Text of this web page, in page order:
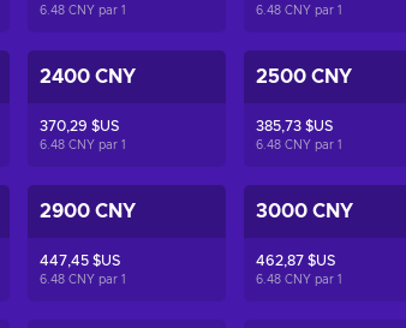
6.48 CNY par1 6.48 CNY par1
2400 CNY
370,29 $US
6.48 CNY par1
2500 CNY
385,73 $US
6.48 CNY par1
2900 CNY
447,45 $US
6.48 CNY par1
3000 CNY
462,87 $US
6.48 CNY par1